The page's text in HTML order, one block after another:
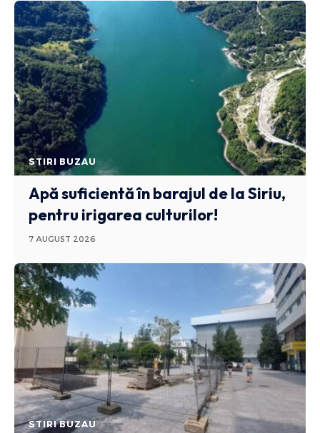
STIRI BUZAU
Apă suficientă în barajul de la Siriu,
pentru irigarea culturilor!
7 AUGUST 2026
STIRI BUZAU